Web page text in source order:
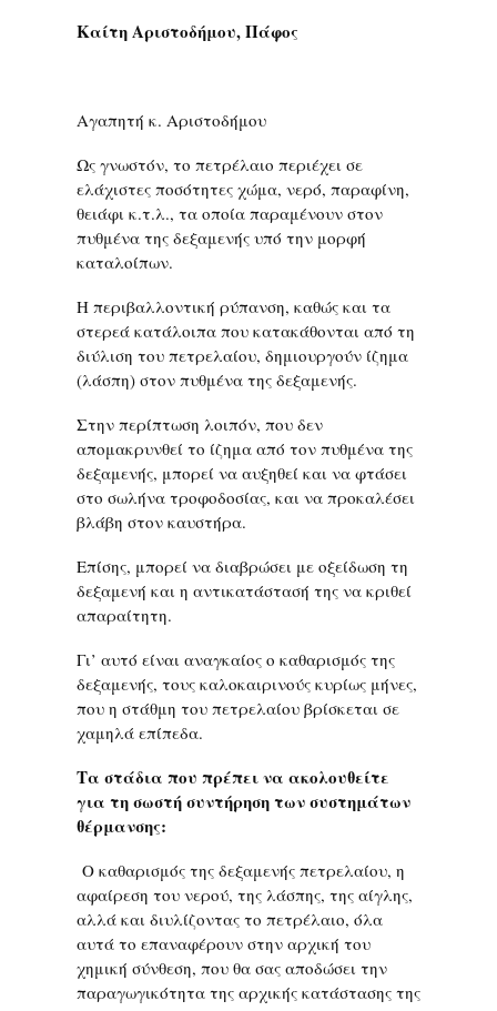
Καίτη Αριστοδήμου, Πάφος
Αγαπητή κ. Αριστοδήμου
Ως γνωστόν, το πετρέλαιο περιέχει σε
ελάχιστες ποσότητες χώμα, νερό, παραφίνη,
θειάφι κ.τ.λ., τα οποία παραμένουν στον
πυθμένα της δεξαμενής υπό την μορφή
καταλοίπων.
Η περιβαλλοντική ρύπανση, καθώς και τα
στερεά κατάλοιπα που κατακάθονται από τη
διύλιση του πετρελαίου, δημιουργούν ίζημα
(λάσπη) στον πυθμένα της δεξαμενής.
Στην περίπτωση λοιπόν, που δεν
απομακρυνθεί το ίζημα από τον πυθμένα της
δεξαμενής, μπορεί να αυξηθεί και να φτάσει
στο σωλήνα τροφοδοσίας, και να προκαλέσει
βλάβη στον καυστήρα.
Επίσης, μπορεί να διαβρώσει με οξείδωση τη
δεξαμενή και η αντικατάστασή της να κριθεί
απαραίτητη.
Γι’ αυτό είναι αναγκαίος ο καθαρισμός της
δεξαμενής, τους καλοκαιρινούς κυρίως μήνες,
που η στάθμη του πετρελαίου βρίσκεται σε
χαμηλά επίπεδα.
Τα στάδια που πρέπει να ακολουθείτε
για τη σωστή συντήρηση των συστημάτων
θέρμανσης:
Ο καθαρισμός της δεξαμενής πετρελαίου, η
αφαίρεση του νερού, της λάσπης, της αίγλης,
αλλά και διυλίζοντας το πετρέλαιο, όλα
αυτά το επαναφέρουν στην αρχική του
χημική σύνθεση, που θα σας αποδώσει την
παραγωγικότητα της αρχικής κατάστασης της